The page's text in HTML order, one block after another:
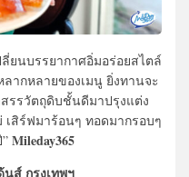
ยนบรรยากาศอิ่มอร่อยสไตล์
ากหลายของเมนู ยิ่งทานจะ
สรรวัตถุดิบชั้นดีมาปรุงแต่ง
สิร์ฟมาร้อนๆ ทอดมากรอบๆ
Mileday365